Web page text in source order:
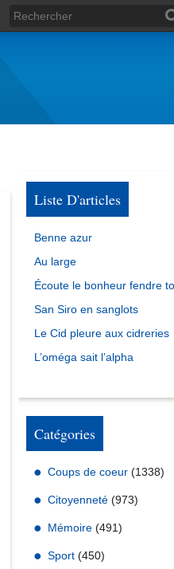
Bruno Retailleau à Pascal
Liste D'articles
Benne azur
Au large
Écoute le bonheur fendre
San Siro en sanglots
Le Cid pleure aux cidreries
L’oméga sait l’alpha
Catégories
Coups de coeur (1338)
Citoyenneté (973)
Mémoire (491)
Sport (450)